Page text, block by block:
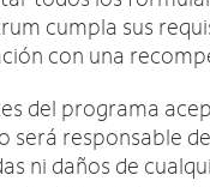
cumpla sus
con una
del programa
será responsable
ni daños de